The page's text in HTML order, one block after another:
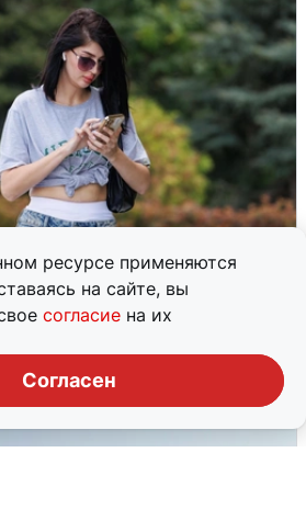
ресурсе применяются
на сайте, вы
согласие на их
Согласен
без